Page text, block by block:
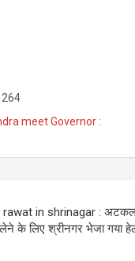
264
meet Governor :
rawat in shrinagar :
के लिए श्रीनगर भेजा गया